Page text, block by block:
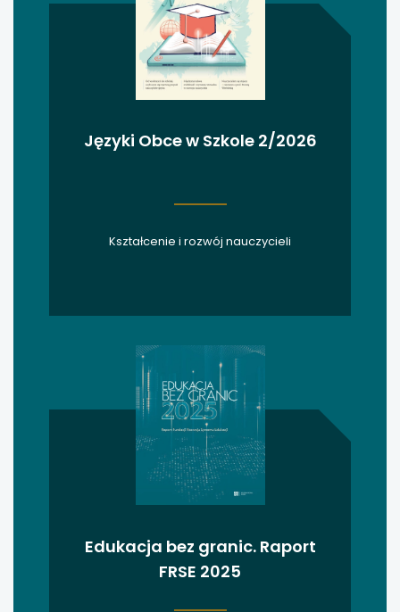
uwaga, link otwiera się w nowej karcie
uwaga, link otwiera się w nowej karcie
uwaga, link otwiera się w nowej karcie
uwaga, link otwiera się w nowej karcie
uwaga, link otwiera się w nowej karcie
uwaga, link otwiera się w nowej karcie
uwaga, link otwiera się w nowej karcie
Języki Obce w Szkole 2/2026
Kształcenie i rozwój nauczycieli
Edukacja bez granic. Raport
FRSE 2025